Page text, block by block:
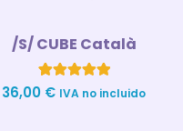
/S/ CUBE Català
Valorado con
5.00
1
36,00 € IVA no incluido